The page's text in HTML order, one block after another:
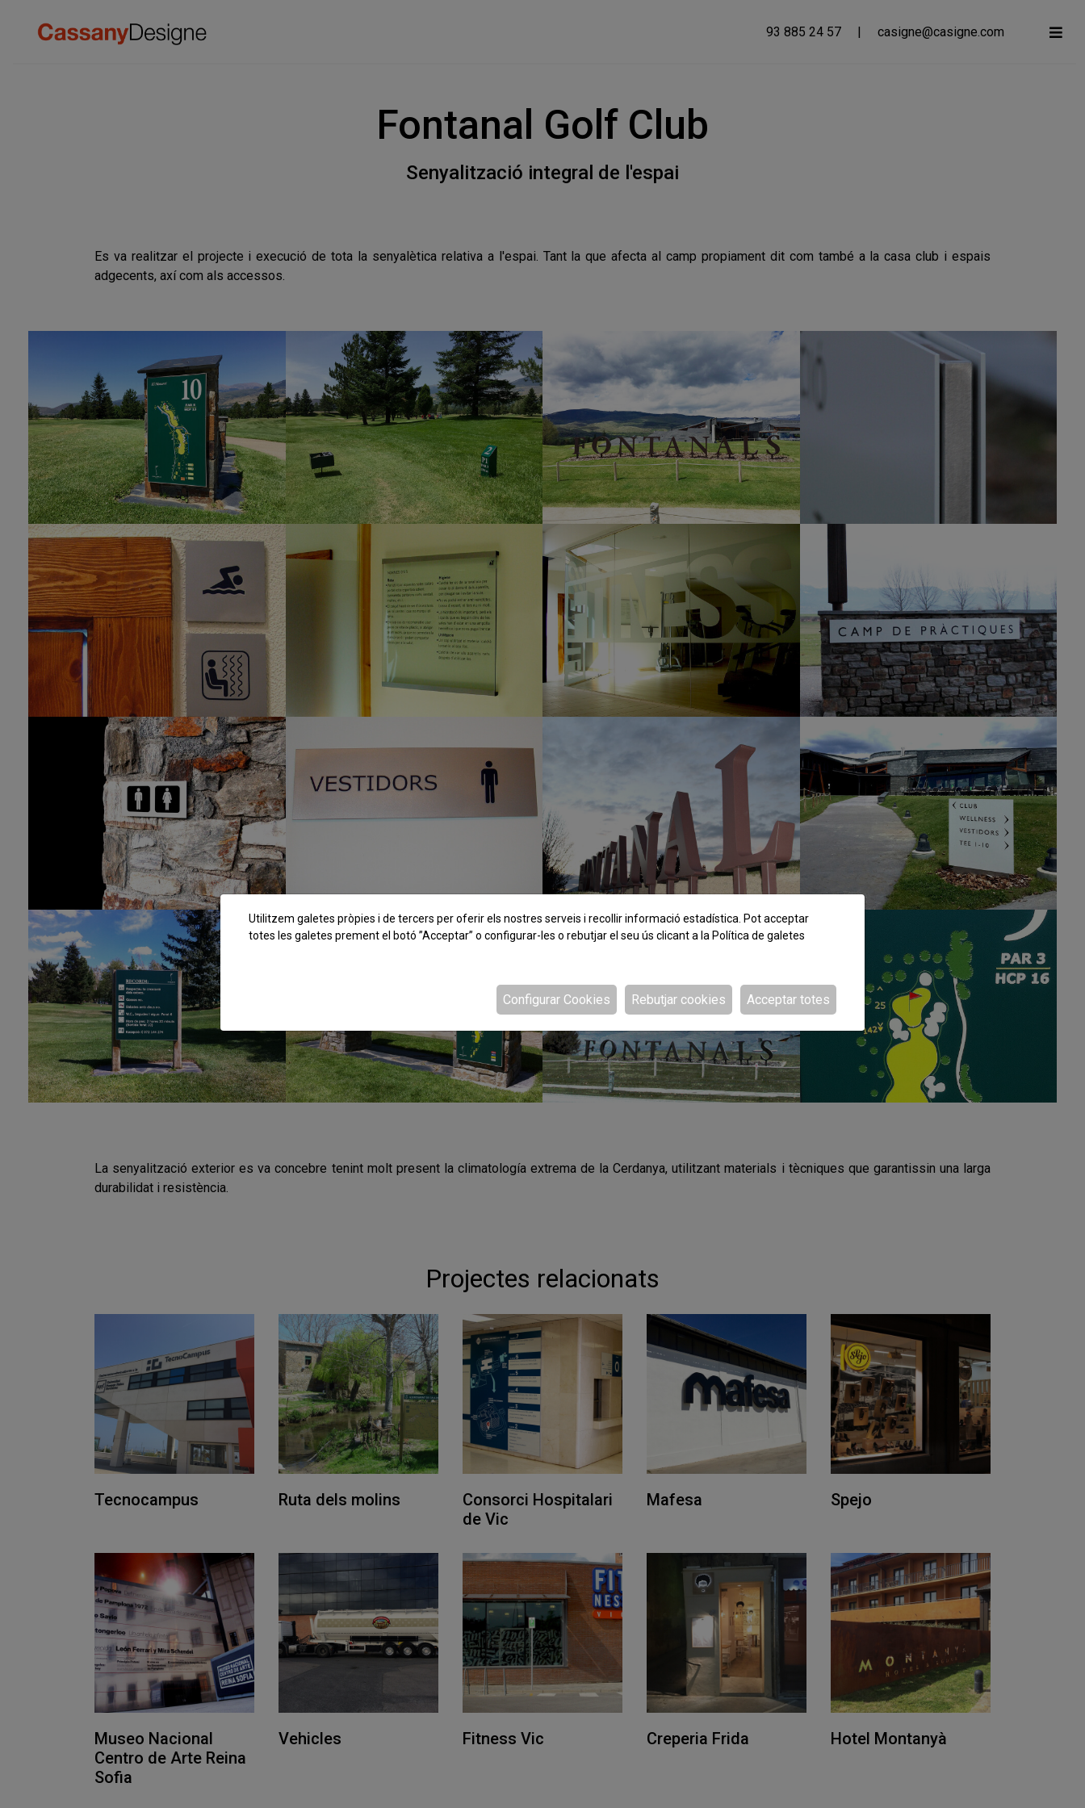
93 885 24 57 | casigne@casigne.com
Fontanal Golf Club
Senyalització integral de l'espai
Es va realitzar el projecte i execució de tota la senyalètica relativa a l'espai. Tant la que afecta al camp propiament dit com també a la casa club i espais
adgecents, axí com als accessos.
La senyalització exterior es va concebre tenint molt present la climatología extrema de la Cerdanya, utilitzant materials i tècniques que garantissin una larga
durabilidat i resistència.
Projectes relacionats
Tecnocampus Ruta dels molins
Consorci Hospitalari
de Vic
Mafesa Spejo
Museo Nacional
Centro de Arte Reina
Sofia
Vehicles Fitness Vic Creperia Frida Hotel Montanyà
Utilitzem galetes pròpies i de tercers per oferir els nostres serveis i recollir informació estadística. Pot acceptar
totes les galetes prement el botó ”Acceptar” o configurar-les o rebutjar el seu ús clicant a la Política de galetes
Acceptar totes
Rebutjar cookies
Configurar Cookies